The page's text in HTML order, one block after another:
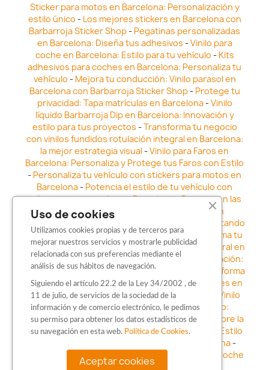
Sticker para motos en Barcelona: Personalización y
estilo único - Los mejores stickers en Barcelona con
Barbarroja Sticker Shop- Pegatinas personalizadas
en Barcelona: Diseña tus adhesivos -Vinilo para
coche en Barcelona: Estilo para tu vehículo - Kits
adhesivos para coches en Barcelona: Personaliza tu
vehículo - Mejora tu conducción: Vinilo parasol en
Barcelona con Barbarroja Sticker Shop- Protege tu
privacidad: Tapa matrículas en Barcelona-Vinilo
líquido Barbarroja Dip en Barcelona: Innovación y
estilo para tus proyectos -Transforma tu negocio
con vinilos fundidos rotulación integral en Barcelona:
la mejor estrategia visual -Vinilo para Faros en
Barcelona: Personaliza y Protege tus Faros con Estilo
- Personaliza tu vehículo con stickers para motos en
Barcelona- Potencia el estilo de tu vehículo con
adhesivos para coche en Barcelona-Destaca en las
calles: Los Mejores stickers para coches en
Vinilo para faros en Barcelona: Resaltando
la Estética y Seguridad del Automóvil- Transforma tu
vehículo con los vinilos fundidos rotulación integral en
Barcelona-Explora la Innovación en Personalización:
Vinilo líquido barbarroja dip en Barcelona
Transforma
tu vehículo con estilo: Kits adhesivos para coches en
Barcelona-Personaliza tu vehículo con estilo: Vinilo
para coche en Barcelona-Destaca con Estilo:
Pegatinas personalizadas en Barcelona -Descubre la
distinción: Los Mejores stickers en Barcelona
Estilo
en movimiento: Sticker para motos en Barcelona-
Personalización sobre ruedas: Adhesivos para coche
en Barcelona
Uso de cookies
Utilizamos cookies propias y de terceros para
mejorar nuestros servicios y mostrarle publicidad
relacionada con sus preferencias mediante el
análisis de sus hábitos de navegación.
Siguiendo el artículo 22.2 de la Ley 34/2002 , de
11 de julio, de servicios de la sociedad de la
información y de comercio electrónico, le pedimos
su permiso para obtener los datos estadísticos de
su navegación en esta web. Política de Cookies.
Aceptar cookies